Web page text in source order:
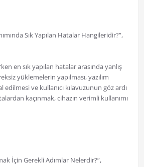
Sık Yapılan Hatalar Hangileridir?”,
en sık yapılan hatalar arasında yanlış
yüklemelerin yapılması, yazılım
ve kullanıcı kılavuzunun göz ardı
kaçınmak, cihazın verimli kullanımı
İçin Gerekli Adımlar Nelerdir?”,